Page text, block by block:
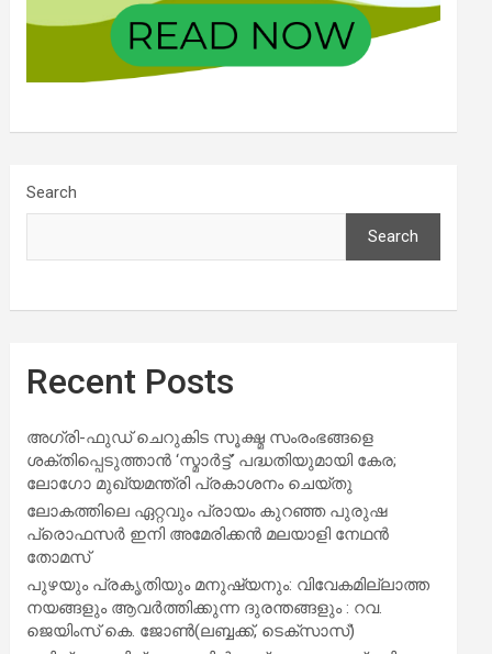
Search
Search
Recent Posts
അഗ്രി-ഫുഡ് ചെറുകിട സൂക്ഷ്മ സംരംഭങ്ങളെ
ശക്തിപ്പെടുത്താന്‍ ‘സ്മാര്‍ട്ട്’ പദ്ധതിയുമായി കേര;
ലോഗോ മുഖ്യമന്ത്രി പ്രകാശനം ചെയ്തു
ലോകത്തിലെ ഏറ്റവും പ്രായം കുറഞ്ഞ പുരുഷ
പ്രൊഫസർ ഇനി അമേരിക്കൻ മലയാളി നേഥൻ
തോമസ്
പുഴയും പ്രകൃതിയും മനുഷ്യനും: വിവേകമില്ലാത്ത
നയങ്ങളും ആവർത്തിക്കുന്ന ദുരന്തങ്ങളും : റവ.
ജെയിംസ് കെ. ജോൺ(ലബ്ബക്ക്, ടെക്സാസ്)